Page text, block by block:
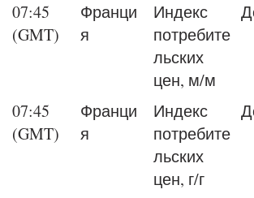
07:45
(GMT)
Франци
я
Индекс
потребите
льских
цен, м/м
07:45
(GMT)
Франци
я
Индекс
потребите
льских
цен, г/г